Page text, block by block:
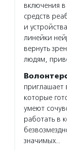
включения
средств
и
линейки
вернуть
людям,
приглашает
которые
умеют
работать в
значимых…